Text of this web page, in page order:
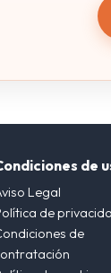
de
Legal
de
de